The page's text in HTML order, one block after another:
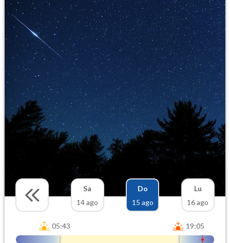
Sa
14 ago
Do
15 ago
Lu
16 ago
05:43 19:05